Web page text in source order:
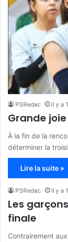
PSRedac il y a
Grande
À la fin de la
déterminer la
Lire la suite »
PSRedac il y a
Les
finale
Contrairement